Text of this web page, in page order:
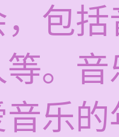
包
。
乐